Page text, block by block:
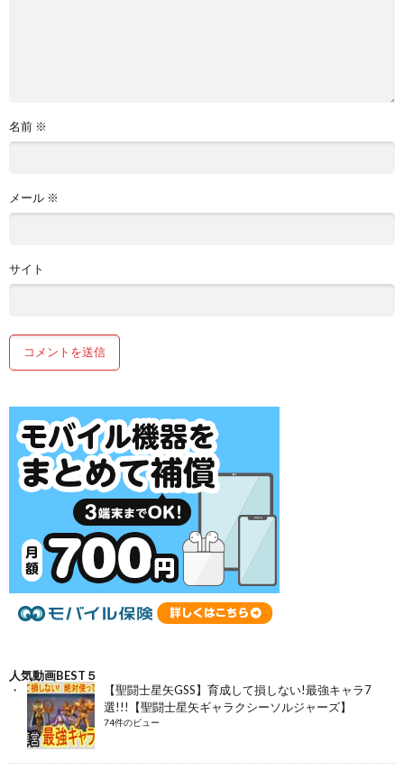
名前 ※
メール ※
サイト
人気動画BEST５
【聖闘士星矢GSS】育成して損しない!最強キャラ7
選!!!【聖闘士星矢ギャラクシーソルジャーズ】
74件のビュー